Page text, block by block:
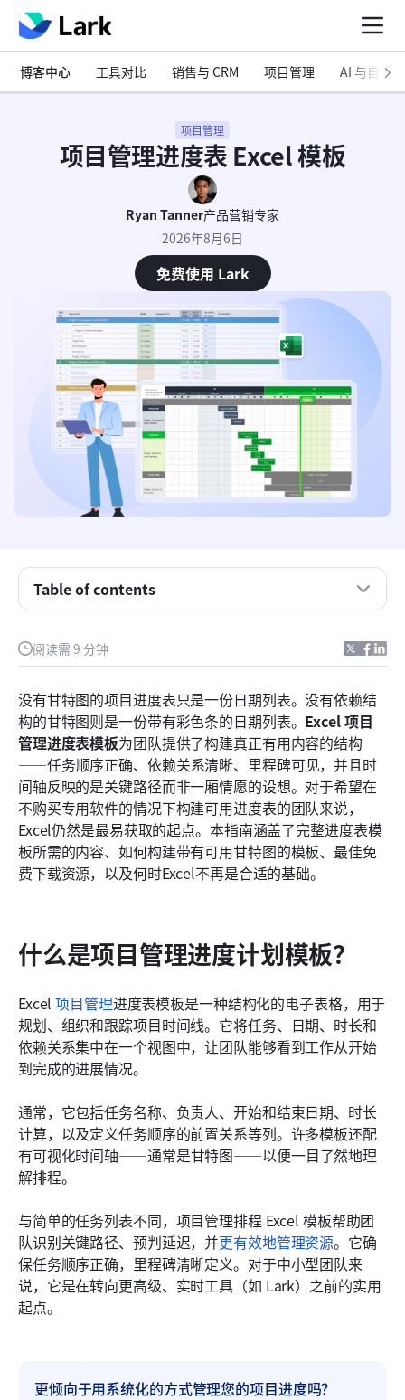
博客中心 工具对比 销售与 CRM 项目管理 AI 与自动化
项目管理
项目管理进度表 Excel 模板
Ryan Tanner产品营销专家
2026年8月6日
免费使用 Lark
阅读需 9 分钟
没有甘特图的项目进度表只是一份日期列表。没有依赖结
构的甘特图则是一份带有彩色条的日期列表。 Excel项目
管理进度表模板为团队提供了构建真正有用内容的结构
——任务顺序正确、依赖关系清晰、里程碑可见，并且时
间轴反映的是关键路径而非一厢情愿的设想。对于希望在
不购买专用软件的情况下构建可用进度表的团队来说，
Excel仍然是最易获取的起点。本指南涵盖了完整进度表模
板所需的内容、如何构建带有可用甘特图的模板、最佳免
费下载资源，以及何时Excel不再是合适的基础。
什么是项目管理进度计划模板？
Excel 项目管理进度表模板是一种结构化的电子表格，用于
规划、组织和跟踪项目时间线。它将任务、日期、时长和
依赖关系集中在一个视图中，让团队能够看到工作从开始
到完成的进展情况。
通常，它包括任务名称、负责人、开始和结束日期、时长
计算，以及定义任务顺序的前置关系等列。许多模板还配
有可视化时间轴——通常是甘特图——以便一目了然地理
解排程。
与简单的任务列表不同，项目管理排程 Excel 模板帮助团
队识别关键路径、预判延迟，并更有效地管理资源。它确
保任务顺序正确，里程碑清晰定义。对于中小型团队来
说，它是在转向更高级、实时工具（如 Lark）之前的实用
起点。
更倾向于用系统化的方式管理您的项目进度吗？
Table of contents
什么是项目管理进度计划模板？
认识 Lark：在一个协作工作区中进行计划、跟踪和
执行
现成的 Lark 项目进度模板
结论
常见问题
相关阅读